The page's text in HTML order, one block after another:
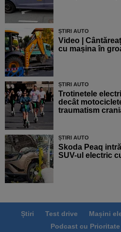
ȘTIRI AUTO
Video |
cu mașina în
ȘTIRI AUTO
Trotinetele
decât
traumatism
ȘTIRI AUTO
Skoda Peaq
SUV-ul electric
Știri Test drive Mașini
Podcast cu Prioritate